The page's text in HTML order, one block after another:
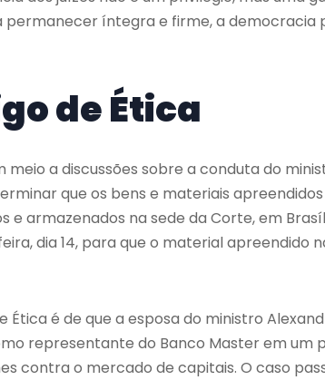
permanecer íntegra e firme, a democracia
de Ética
meio a discussões sobre a conduta do
que os bens e materiais
armazenados na sede da Corte, em
dia 14, para que o material apreendido
é de que a esposa do ministro
representante do Banco Master em um
contra o mercado de capitais. O caso